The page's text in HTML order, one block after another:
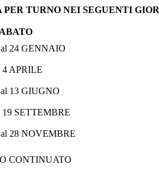
PER TURNO NEI SEGUENTI
24 GENNAIO
4 APRILE
13 GIUGNO
19 SETTEMBRE
28 NOVEMBRE
CONTINUATO